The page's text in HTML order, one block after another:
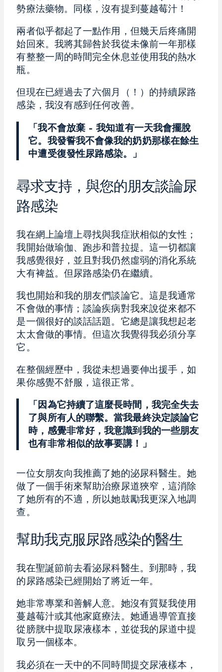
勢療法藥物。同樣，沒有提到蔓越莓汁！
兩者似乎都起了一點作用，但幾天后疼痛開
始回來。我將其歸咎於我從未像前一年那樣
有整整一周的時間完全休息並使用我的熱水
瓶。
但現在已經過去了六個月（！）的持續尿路
感染，我沒有感到任何改善。
「我不會放棄 – 我知道有一天我會擺脫
它。我發誓我不會像我的奶奶那樣在餘生
中遭受復發性尿路感染。」
尋求支持，與您的朋友談論尿
路感染
我在網上論壇上尋找與我症狀相似的女性；
我開始做瑜伽、跑步和普拉提。這一切都讓
我感覺很好，並且對我仍然虛弱的消化系統
大有裨益。但尿路感染仍在繼續。
我也開始和我的朋友們談論它。這是我通常
不會做的事情；談論疾病對我來說從來都不
是一個很好的談話話題。它總是讓我想起老
太太會做的事情。但這次我覺得我必須分享
它。
在整個經歷中，我從未想過要伸出援手，如
果你感覺不舒服，這很正常。
「因為它持續了這麼長時間，我完全失去
了與所有人的聯繫。當我最終決定談論它
時，感覺非常好，我意識到我的一些朋友
也有非常相似的故事要講！」
一位女朋友向我推薦了她的泌尿科醫生。她
做了一個手術來幫助治療尿道狹窄，這消除
了她所有的不適，所以她鼓勵我更深入地調
查。
幫助我克服尿路感染的醫生
我在聖誕節前去看泌尿科醫生。到那時，我
的尿路感染已經開始了將近一年。
她非常專業和善解人意。她沒有質疑我使用
蔓越莓汁或其他家庭療法。她通過導管直接
從膀胱中提取尿液樣本，並從我的尿道中提
取另一個樣本。
我必須在一天中的不同時間提交尿液樣本，